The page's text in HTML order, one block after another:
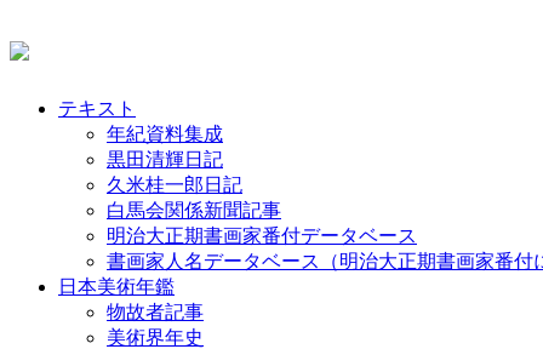
テキスト
年紀資料集成
黒田清輝日記
久米桂一郎日記
白馬会関係新聞記事
明治大正期書画家番付データベース
書画家人名データベース（明治大正期書画家番付
日本美術年鑑
物故者記事
美術界年史